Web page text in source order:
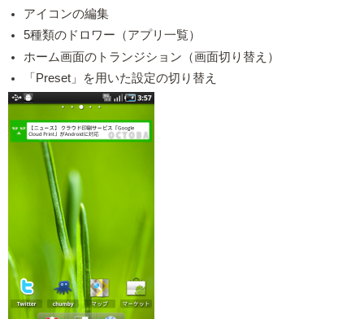
アイコンの編集
5種類のドロワー（アプリ一覧）
ホーム画面のトランジション（画面切り替え）
「Preset」を用いた設定の切り替え